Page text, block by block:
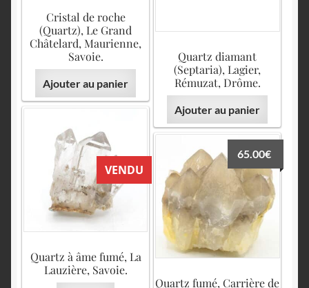
Cristal de roche
(Quartz), Le Grand
Châtelard, Maurienne,
Savoie.
Ajouter au panier
Quartz diamant
(Septaria), Lagier,
Rémuzat, Drôme.
Ajouter au panier
VENDU
Quartz à âme fumé, La
Lauzière, Savoie.
Quartz fumé, Carrière de
65.00€